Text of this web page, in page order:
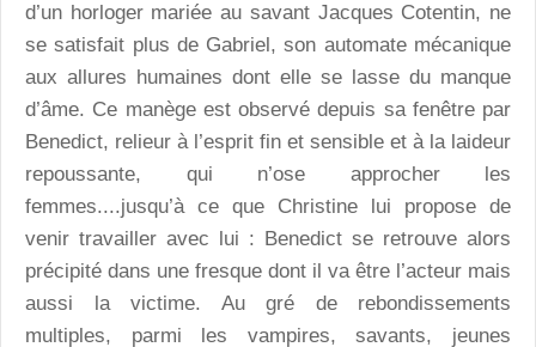
d’un horloger mariée au savant Jacques Cotentin, ne
se satisfait plus de Gabriel, son automate mécanique
aux allures humaines dont elle se lasse du manque
d’âme. Ce manège est observé depuis sa fenêtre par
Benedict, relieur à l’esprit fin et sensible et à la laideur
repoussante, qui n’ose approcher les
femmes....jusqu’à ce que Christine lui propose de
venir travailler avec lui : Benedict se retrouve alors
précipité dans une fresque dont il va être l’acteur mais
aussi la victime. Au gré de rebondissements
multiples, parmi les vampires, savants, jeunes